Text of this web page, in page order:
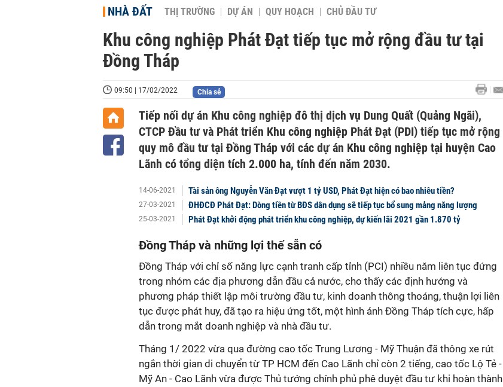
NHÀ ĐẤT THỊ TRƯỜNG DỰ ÁN QUY HOẠCH CHỦ ĐẦU TƯ
Khu công nghiệp Phát Đạt tiếp tục mở rộng đầu tư tại
Đồng Tháp
09:50 | 17/02/2022 Chia sẻ
Tiếp nối dự án Khu công nghiệp đô thị dịch vụ Dung Quất (Quảng Ngãi),
CTCP Đầu tư và Phát triển Khu công nghiệp Phát Đạt (PDI) tiếp tục mở rộng
quy mô đầu tư tại Đồng Tháp với các dự án Khu công nghiệp tại huyện Cao
Lãnh có tổng diện tích 2.000 ha, tính đến năm 2030.
14-06-2021 Tài sản ông Nguyễn Văn Đạt vượt 1 tỷ USD, Phát Đạt hiện có bao nhiêu tiền?
27-03-2021 ĐHĐCĐ Phát Đạt: Dòng tiền từ BĐS dân dụng sẽ tiếp tục bổ sung mảng năng lượng
25-03-2021 Phát Đạt khởi động phát triển khu công nghiệp, dự kiến lãi 2021 gần 1.870 tỷ
Đồng Tháp và những lợi thế sẵn có
Đồng Tháp với chỉ số năng lực cạnh tranh cấp tỉnh (PCI) nhiều năm liên tục đứng
trong nhóm các địa phương dẫn đầu cả nước, cho thấy các định hướng và
phương pháp thiết lập môi trường đầu tư, kinh doanh thông thoáng, thuận lợi liên
tục được phát huy, đã tạo ra hiệu ứng tốt, một hình ảnh Đồng Tháp tích cực, hấp
dẫn trong mắt doanh nghiệp và nhà đầu tư.
Tháng 1/ 2022 vừa qua đường cao tốc Trung Lương - Mỹ Thuận đã thông xe rút
ngắn thời gian di chuyển từ TP HCM đến Cao Lãnh chỉ còn 2 tiếng, cao tốc Lộ Tẻ -
Mỹ An - Cao Lãnh vừa được Thủ tướng chính phủ phê duyệt đầu tư khi hoàn thành